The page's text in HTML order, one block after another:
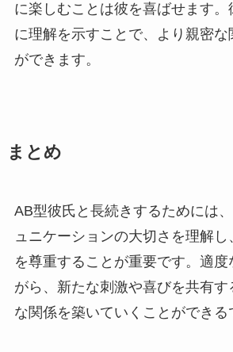
に楽しむことは彼を喜ばせます。
に理解を示すことで、より親密な
ができます。
まとめ
AB型彼氏と長続きするためには
ュニケーションの大切さを理解
を尊重することが重要です。適
がら、新たな刺激や喜びを共有す
な関係を築いていくことができる